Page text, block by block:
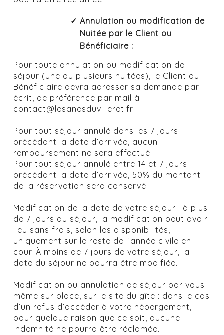
Annulation ou modification de
Nuitée par le Client ou
Bénéficiaire :
Pour toute annulation ou modification de
séjour (une ou plusieurs nuitées), le Client ou
Bénéficiaire devra adresser sa demande par
écrit, de préférence par mail à
contact@lesanesduvilleret.fr
Pour tout séjour annulé dans les 7 jours
précédant la date d’arrivée, aucun
remboursement ne sera effectué.
Pour tout séjour annulé entre 14 et 7 jours
précédant la date d’arrivée, 50% du montant
de la réservation sera conservé.
Modification de la date de votre séjour : à plus
de 7 jours du séjour, la modification peut avoir
lieu sans frais, selon les disponibilités,
uniquement sur le reste de l’année civile en
cour. À moins de 7 jours de votre séjour, la
date du séjour ne pourra être modifiée.
Modification ou annulation de séjour par vous-
même sur place, sur le site du gîte : dans le cas
d’un refus d’accéder à votre hébergement,
pour quelque raison que ce soit, aucune
indemnité ne pourra être réclamée.